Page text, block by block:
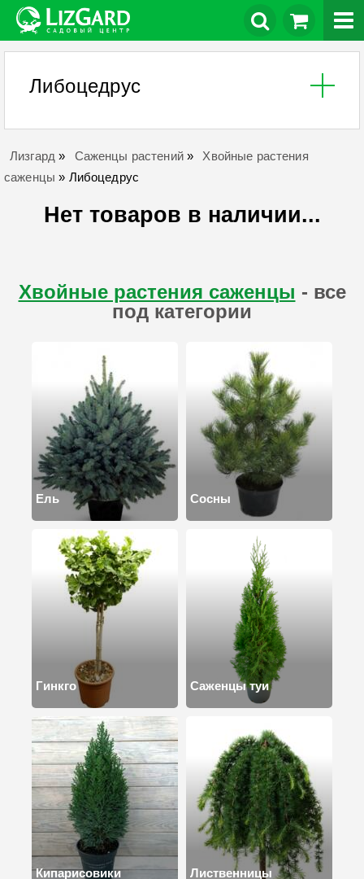
Либоцедрус
Лизгард » Саженцы растений»
Хвойные растения
саженцы » Либоцедрус
Нет товаров в наличии...
Хвойные растения саженцы - все
под категории
Ель Сосны
Гинкго Саженцы туи
Кипарисовики Лиственницы